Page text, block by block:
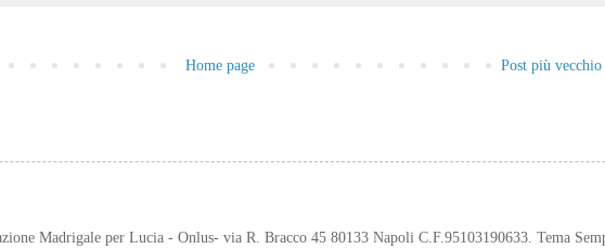
Post più vecchio
Home page
Madrigale per Lucia - Onlus- via R. Bracco 45 80133 Napoli C.F.95103190633. Tema